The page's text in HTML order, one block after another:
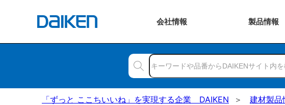
会社情報 製品情報
「ずっと ここちいいね」を実現する企業 DAIKEN 建材製品